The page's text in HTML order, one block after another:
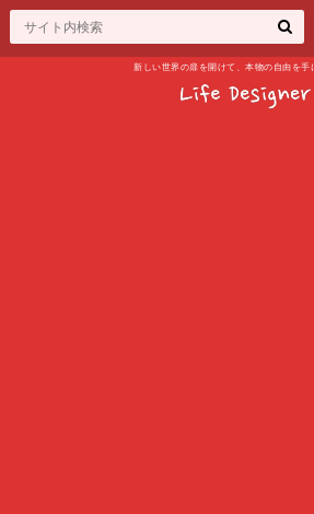
新しい世界の扉を開けて、本物の自由を手